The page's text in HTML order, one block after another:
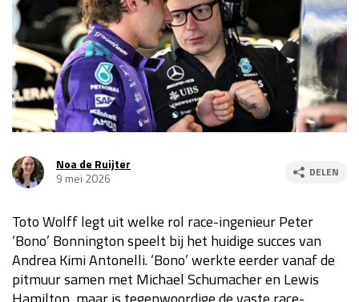
Kwalificatie
vr 14:00 - 15:00
Race
za 13:00 - 15:00
Race
zo 14:00 - 16:00
GP VERENIGDE STATEN 2026 23 - 25 okt
Race
zo 21:00 - 23:00
GP SÃO PAULO 2026 06 - 08 nov
Kwalificatie
za 19:00 - 20:00
Race
zo 18:00 - 20:00
Noa de Ruijter
9 mei 2026
DELEN
Toto Wolff legt uit welke rol race-ingenieur Peter
‘Bono’ Bonnington speelt bij het huidige succes van
Andrea Kimi Antonelli. ‘Bono’ werkte eerder vanaf de
pitmuur samen met Michael Schumacher en Lewis